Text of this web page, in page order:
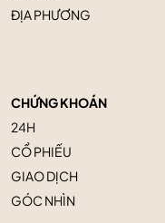
ĐỊA PHƯƠNG
CHỨNG KHOÁN
24H
CỔ PHIẾU
GIAO DỊCH
GÓC NHÌN